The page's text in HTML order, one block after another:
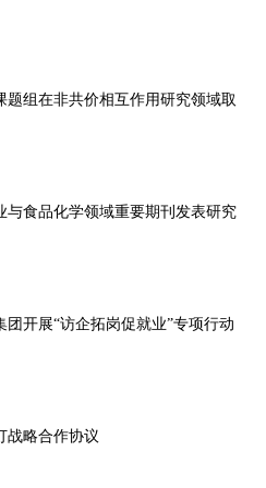
组在非共价相互作用研究领域取
与食品化学领域重要期刊发表研究
开展“访企拓岗促就业”专项行动
战略合作协议